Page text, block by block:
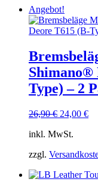
Angebot!
Shimano®
Type) – 2
26,90€
war:
24,00 €
inkl. MwSt.
zzgl.